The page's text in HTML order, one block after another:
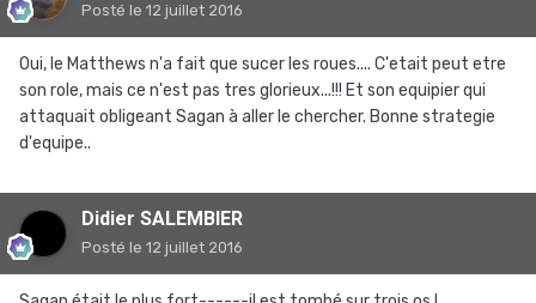
Posté le 12 juillet 2016
Oui, le Matthews n'a fait que sucer les roues.... C'etait peut etre
son role, mais ce n'est pas tres glorieux...!!! Et son equipier qui
attaquait obligeant Sagan à aller le chercher. Bonne strategie
d'equipe..
Didier SALEMBIER
Posté le 12 juillet 2016